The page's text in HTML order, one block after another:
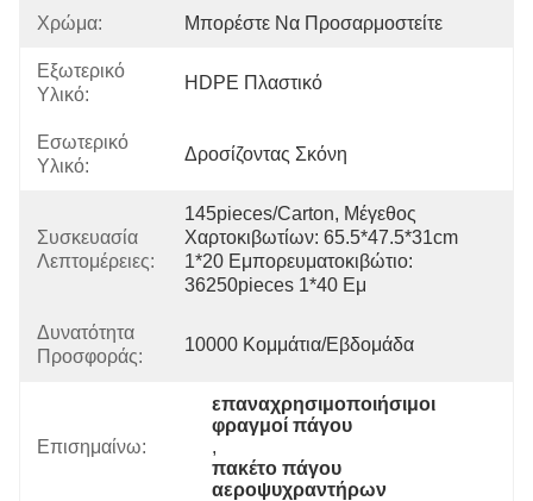
Χρώμα: Μπορέστε Να Προσαρμοστείτε
Εξωτερικό
Υλικό:
HDPE Πλαστικό
Εσωτερικό
Υλικό:
Δροσίζοντας Σκόνη
Συσκευασία
Λεπτομέρειες:
145pieces/carton, Μέγεθος
Χαρτοκιβωτίων: 65.5*47.5*31cm
1*20 Εμπορευματοκιβώτιο:
36250pieces 1*40 Εμ
Δυνατότητα
Προσφοράς:
10000 Κομμάτια/εβδομάδα
Επισημαίνω:
επαναχρησιμοποιήσιμοι
φραγμοί πάγου
,
πακέτο πάγου
αεροψυχραντήρων